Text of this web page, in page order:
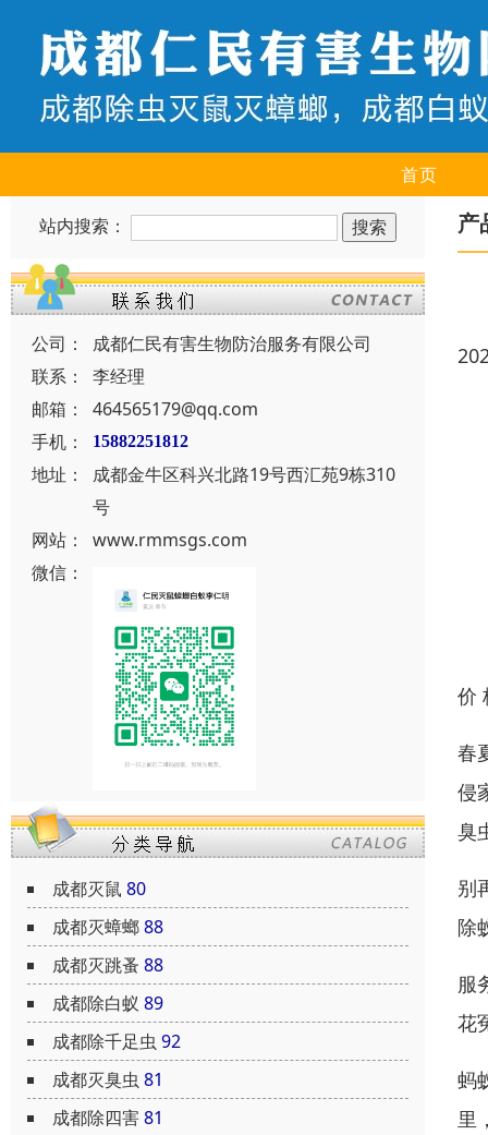
首页
站内搜索：
公司：
成都仁民有害生物防治服务有限公司
联系：
李经理
邮箱：
464565179@qq.com
手机：
15882251812
地址：
成都金牛区科兴北路19号西汇苑9栋310
号
网站：
www.rmmsgs.com
微信：
成都灭鼠 80
成都灭蟑螂88
成都灭跳蚤 88
成都除白蚁 89
成都除千足虫 92
成都灭臭虫 81
成都除四害81
产
价
春
侵
臭
别
除
服
花
蚂
里